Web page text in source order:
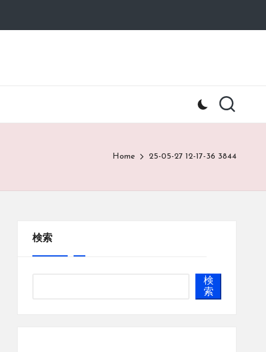
Home 25-05-27 12-17-36 3844
検索
検
索